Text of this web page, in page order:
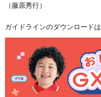
（藤原秀行）
ガイドラインのダウンロードは